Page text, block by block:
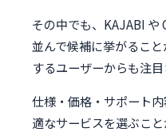
その中でも、KAJABI
並んで候補に挙がるこ
するユーザーからも注目
仕様・価格・サポート
適なサービスを選ぶこと